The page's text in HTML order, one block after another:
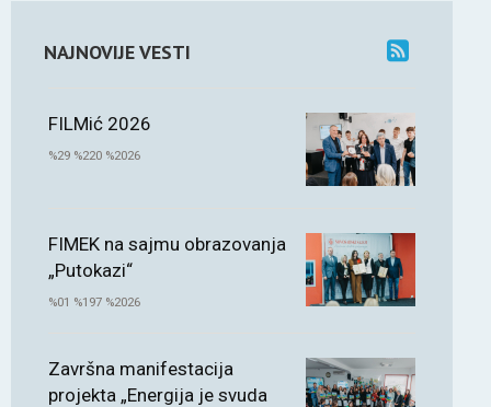
NAJNOVIJE VESTI
FILMić 2026
%29 %220 %2026
FIMEK na sajmu obrazovanja
„Putokazi“
%01 %197 %2026
Završna manifestacija
projekta „Energija je svuda